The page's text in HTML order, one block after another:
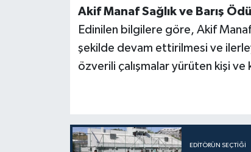
Akif Manaf Sağlık ve Barış
Edinilen bilgilere göre, Akif
şekilde devam ettirilmesi ve
özverili çalışmalar yürüten kişi ve
EDITÖRÜN SEÇTIĞI